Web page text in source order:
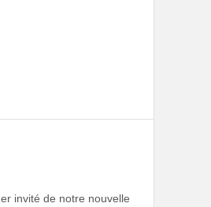
invité de notre nouvelle